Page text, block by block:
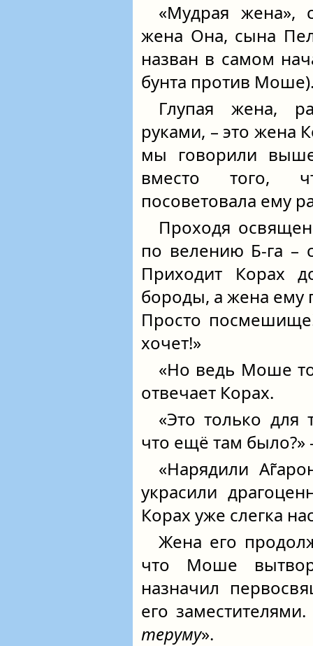
«Мудрая жена»,
жена Она, сына
назван в самом
бунта против
Глупая жена,
руками, – это жена
мы говорили
вместо того,
посоветовала ему
Проходя
по велению Б‑га –
Приходит Корах
бороды, а жена ему
Просто
хочет!»
«Но ведь Моше
отвечает Корах.
«Это только для
что ещё там было?»
«Нарядили
украсили
Корах уже слегка
Жена его
что Моше
назначил
его
теруму».